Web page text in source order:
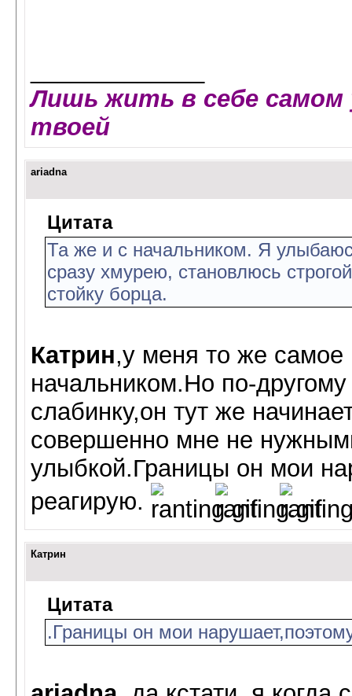
Лишь жить в себе
твоей
ariadna
Цитата
Та же и с начальником. Я
сразу хмурею, становлюсь
стойку борца.
Катрин,у меня то же самое
начальником.Но по-
слабинку,он тут же
совершенно мне не
улыбкой.Границы он мои
реагирую.
Катрин
Цитата
.Границы он мои